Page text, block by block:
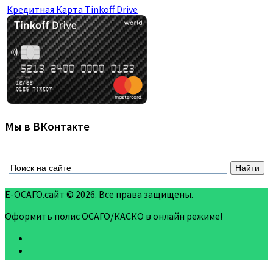
Кредитная Карта Tinkoff Drive
Мы в ВКонтакте
Е-ОСАГО.сайт © 2026. Все права защищены.
Оформить полис ОСАГО/КАСКО в онлайн режиме!